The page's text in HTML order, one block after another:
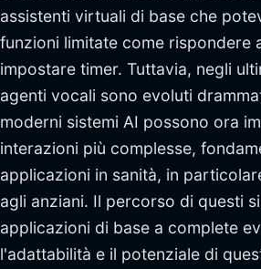
assistenti virtuali di base che
funzioni limitate come rispondere
impostare timer. Tuttavia, negli
agenti vocali sono evoluti
moderni sistemi AI possono ora
interazioni più complesse,
applicazioni in sanità, in
agli anziani. Il percorso di questi
applicazioni di base a complete
l'adattabilità e il potenziale di